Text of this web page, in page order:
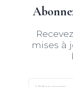
mises à